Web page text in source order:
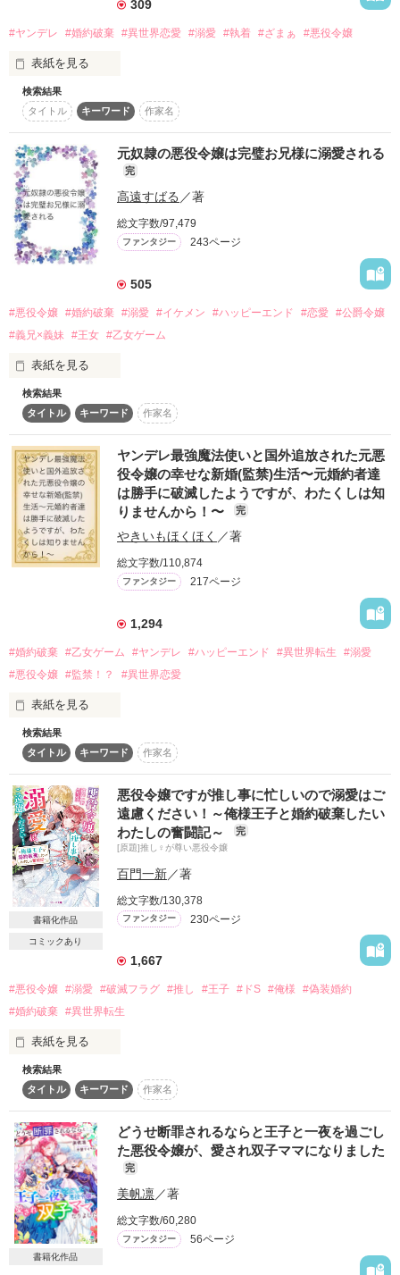
支えてくれていた」「フルヴィオ様があたしを必要だと言う
自分が国外を飛び回っていたのは全てフルヴィオのためだっ
た。そう訴えるエリッサに、フルヴィオと妹キャロルのみなら
ず、両親までもエリッサを咎める。
「承知いたしました。殿下、私を解放していただきます」
これからは自分のための人生を生きよう。そう思い再び国を
出たエリッサの元に、両親から縁談の知らせが届き────
※いつもの全てがファンタジーな世界です。何もかもファンタ
ジーです。現代風にアレンジしてある箇所も多々ございます。
※この作品は小説家になろう、カクヨムにも投稿しています。
309
#ヤンデレ #婚約破棄 #異世界恋愛 #溺愛 #執着 #ざまぁ #悪役令嬢
表紙を見る
侯爵令嬢ベアトリス・シセーラは女癖の悪いマーヴィンに一目
惚れする。
無理矢理婚約者の座に収まるも、マーヴィンは重たすぎる愛を
向けるベアトリスを嫌っていた。
ある時、高熱を出したベアトリス。
お見舞いにも来ないマーヴィンがやっと見舞いに来たと思った
ら‥「世界で一番お前が嫌いだ」「例えお前と結婚したとして
も、俺は一生お前を愛さない」
ベアトリスは願った。
(こんなことなら、マーヴィン様への恋心など全て消えてしまえ
ばいいのに‥！)
(あんなクソ野郎とは、さっさと婚約破棄よ！！)
作品を読む
検索結果
タイトル
キーワード 作家名
元奴隷の悪役令嬢は完璧お兄様に溺愛される
完
高遠すばる ／著
総文字数/97,479
ファンタジー 243ページ
505
#悪役令嬢 #婚約破棄 #溺愛 #イケメン #ハッピーエンド #恋愛 #公爵令嬢
#義兄×義妹 #王女 #乙女ゲーム
表紙を見る
「レイン・アンダーサン！俺は貴様との婚約を破棄し、ここに
いるヘンリエッタ・コックスとの婚約を結ぶ！奴隷令嬢はさっ
さとスラムに帰るんだな！」
婚約者の第一王子、オリバー・グレイウォードに婚約を破棄さ
れた公爵令嬢、レイン・アンダーサンは公爵家の養女である。
兄の役に立つはずだった婚約を破棄されて、幼いころ、奴隷と
してひどい虐待を受けていたレインを救い出してくださった、
血のつながらない兄である公爵、ユリウス・アンダーサンに迷
惑をかけてしまう、とレインは絶望していた。
しかし、そんなレインをかばうように王子たちの前に立ちはだ
かったのは、レインにこの婚約を勧めたはずのユリウスで
「泣かないでおくれ、私のレイン。私があの婚約を破棄したの
の婚約者なんだよ、レイン」
婚約がすでに破棄されていた？私は今、お兄様の婚約者？
運命と純愛が交差する、完璧お兄様による溺愛ラブストーリ
ー！
作品を読む
検索結果
タイトル
キーワード 作家名
ヤンデレ最強魔法使いと国外追放された元悪
役令嬢の幸せな新婚(監禁)生活〜元婚約者達
は勝手に破滅したようですが、わたくしは知
りませんから！〜
完
やきいもほくほく ／著
総文字数/110,874
ファンタジー 217ページ
1,294
#婚約破棄 #乙女ゲーム #ヤンデレ #ハッピーエンド #異世界転生
#溺愛
#悪役令嬢 #監禁！？ #異世界恋愛
表紙を見る
◆◇◆◇◆◇◆◇◆◇◆
KTC異世界漫画原作大賞
🏆編集部特別賞🏆
受賞いたしました！！！
◆◇◆◇◆◇◆◇◆◇◆
──転生した悪役令嬢が必ず幸せになるとは限らない！？
乙女ゲームの悪役令嬢、マティルダに転生して断罪を回避しよ
うと懸命に努力して奮闘するも力及ばずバッドエンドを迎え
た。
なんせ恋愛知識ゼロの喪女にはハードルが高く、攻略対象者達
は次々に乙女ゲームのヒロイン、シエナに落とされていく。
厳しい公爵家に帰るわけにもいかずに途方に暮れていると自殺
(誤解)しようとしていると勘違いされて救われる。
「捨てるつもりならマティルダの命、僕に頂戴？ねぇ、いいで
目を覚ましたら黒い兎の仮面をつけた青年、マティルダの魔法
講師をしていたベンジャミンとの新婚(監禁)生活が始まること
に。
仮面をつけたヤンデレ魔法使いのとド天然令嬢のすれ違い新婚
(監禁)生活、スタートです！？
(なろう、カクヨム掲載中)
検索結果
タイトル
キーワード 作家名
書籍化作品
コミックあり
悪役令嬢ですが推し事に忙しいので溺愛はご
遠慮ください！～俺様王子と婚約破棄したい
わたしの奮闘記～
完
[原題]推し♀が尊い悪役令嬢
百門一新／著
総文字数/130,378
ファンタジー 230ページ
1,667
#悪役令嬢 #溺愛 #破滅フラグ #推し #王子 #ドS #俺様
#偽装婚約
#婚約破棄 #異世界転生
表紙を見る
悪役顔で友達０が悩みの伯爵令嬢、アメリアはある日、
自分が生前ハマっていた乙女ゲームの悪役令嬢に転生している
ことに気が付く。
ゲームのメインヒーローで王子のエリオットと婚約予定のアメ
リアは、
正ヒロインと彼の恋路を邪魔して断罪＆追放エンドが待ってい
るのだ。
しかし、前世三十路オタクであるアメリアはこの状況に大歓
喜！
検索結果
タイトル
キーワード 作家名
書籍化作品
どうせ断罪されるならと王子と一夜を過ごし
た悪役令嬢が、愛され双子ママになりました
完
美帆凛／著
総文字数/60,280
ファンタジー 56ページ